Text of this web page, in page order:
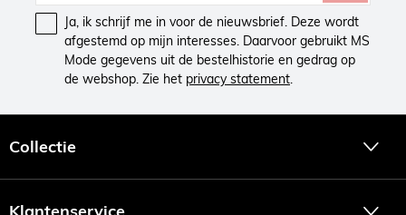
Ja, ik schrijf me in voor de nieuwsbrief. Deze wordt
afgestemd op mijn interesses. Daarvoor gebruikt MS
Mode gegevens uit de bestelhistorie en gedrag op
de webshop. Zie het privacy statement.
Collectie